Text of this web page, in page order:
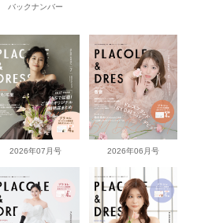
バックナンバー
2026年07月号 2026年06月号